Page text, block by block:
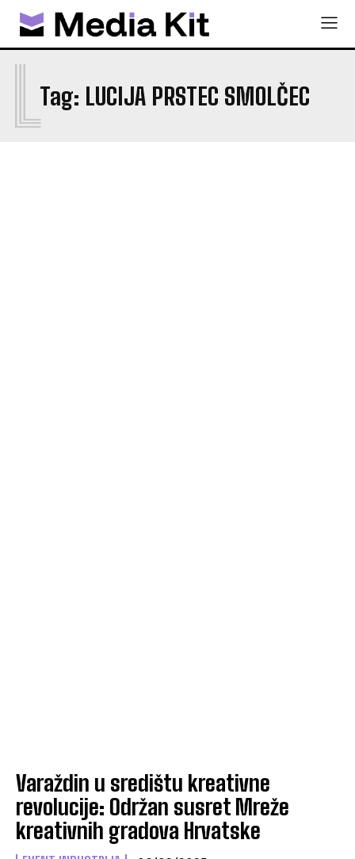
Tag: LUCIJA PRSTEC SMOLČEC
L
Varaždin u središtu kreativne
revolucije: Održan susret Mreže
kreativnih gradova Hrvatske